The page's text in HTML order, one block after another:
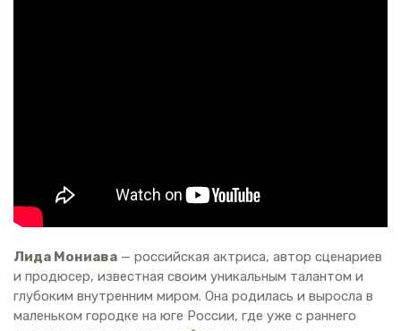
Лида Мониава — российская актриса, автор сценариев
и продюсер, известная своим уникальным талантом и
глубоким внутренним миром. Она родилась и выросла в
маленьком городке на юге России, где уже с раннего